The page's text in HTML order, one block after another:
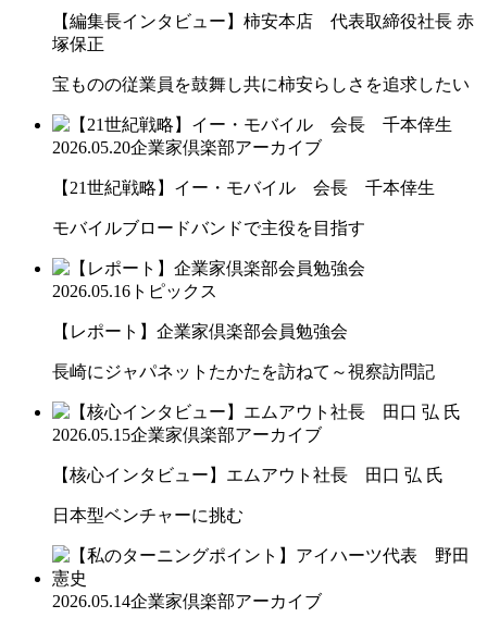
【編集長インタビュー】柿安本店 代表取締役社長 赤
塚保正
宝ものの従業員を鼓舞し共に柿安らしさを追求したい
2026.05.20企業家倶楽部アーカイブ
【21世紀戦略】イー・モバイル 会長 千本倖生
モバイルブロードバンドで主役を目指す
2026.05.16 トピックス
【レポート】企業家倶楽部会員勉強会
長崎にジャパネットたかたを訪ねて～視察訪問記
2026.05.15企業家倶楽部アーカイブ
【核心インタビュー】エムアウト社長 田口 弘 氏
日本型ベンチャーに挑む
2026.05.14企業家倶楽部アーカイブ